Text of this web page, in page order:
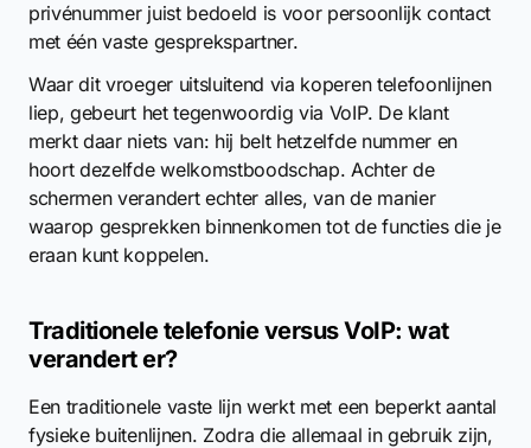
privénummer juist bedoeld is voor persoonlijk contact
met één vaste gesprekspartner.
Waar dit vroeger uitsluitend via koperen telefoonlijnen
liep, gebeurt het tegenwoordig via VoIP. De klant
merkt daar niets van: hij belt hetzelfde nummer en
hoort dezelfde welkomstboodschap. Achter de
schermen verandert echter alles, van de manier
waarop gesprekken binnenkomen tot de functies die je
eraan kunt koppelen.
Traditionele telefonie versus VoIP: wat
verandert er?
Een traditionele vaste lijn werkt met een beperkt aantal
fysieke buitenlijnen. Zodra die allemaal in gebruik zijn,